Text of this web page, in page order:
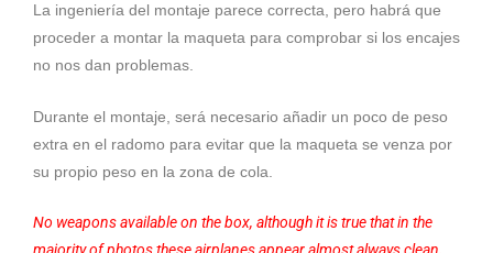
La ingeniería del montaje parece correcta, pero habrá que
proceder a montar la maqueta para comprobar si los encajes
no nos dan problemas.
Durante el montaje, será necesario añadir un poco de peso
extra en el radomo para evitar que la maqueta se venza por
su propio peso en la zona de cola.
No weapons available on the box, although it is true that in the